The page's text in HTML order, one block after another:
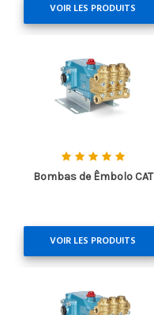
VOIR LES PRODUITS
Bombas de Êmbolo CAT
VOIR LES PRODUITS